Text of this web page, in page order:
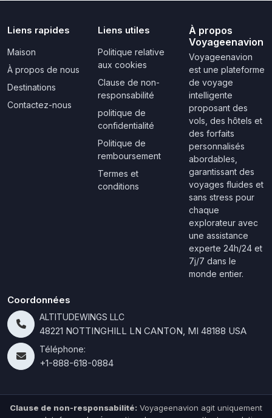
Liens rapides
Maison
À propos de nous
Destinations
Contactez-nous
Liens utiles
Politique relative
aux cookies
Clause de non-
responsabilité
politique de
confidentialité
Politique de
remboursement
Termes et
conditions
À propos
Voyageenavion
Voyageenavion
est une plateforme
de voyage
intelligente
proposant des
vols, des hôtels et
des forfaits
personnalisés
abordables,
garantissant des
voyages fluides et
sans stress pour
chaque
explorateur avec
une assistance
experte 24h/24 et
7j/7 dans le
monde entier.
Coordonnées
ALTITUDEWINGS LLC
48221 NOTTINGHILL LN CANTON, MI 48188 USA
Téléphone:
+1-888-618-0884
Clause de non-responsabilité: Voyageenavion agit uniquement